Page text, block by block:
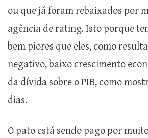
ou que já foram rebaixados por
agência de rating. Isto porque
bem piores que eles, como
negativo, baixo crescimento
da dívida sobre o PIB, como
dias.
O pato está sendo pago por